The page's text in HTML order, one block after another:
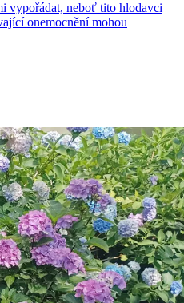
vypořádat, neboť tito hlodavci
onemocnění mohou